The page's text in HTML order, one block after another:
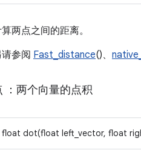
两点之间的距离。
参阅 Fast_distance()、
：两个向量的点积
float dot(float left_vector, float